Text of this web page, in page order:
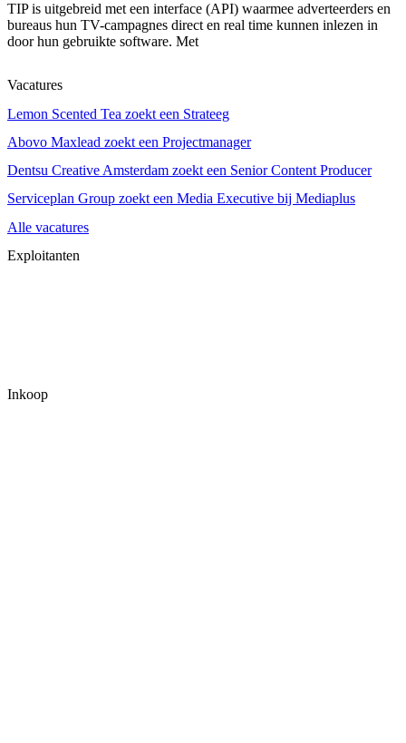
TIP is uitgebreid met een interface (API) waarmee adverteerders en
bureaus hun TV-campagnes direct en real time kunnen inlezen in
door hun gebruikte software. Met
Vacatures
Lemon Scented Tea zoekt een Strateeg
Abovo Maxlead zoekt een Projectmanager
Dentsu Creative Amsterdam zoekt een Senior Content Producer
Serviceplan Group zoekt een Media Executive bij Mediaplus
Alle vacatures
Exploitanten
Inkoop